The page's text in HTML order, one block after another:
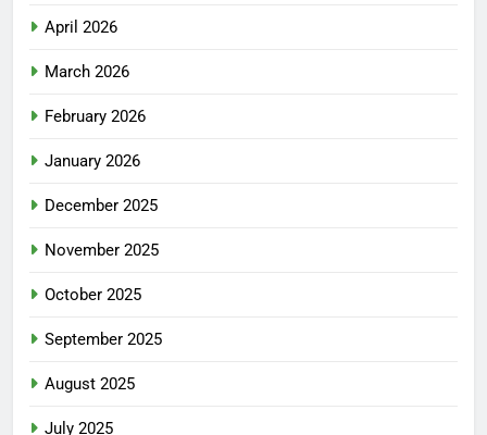
April 2026
March 2026
February 2026
January 2026
December 2025
November 2025
October 2025
September 2025
August 2025
July 2025